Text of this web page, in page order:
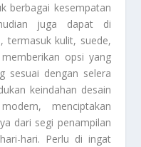
berbagai kesempatan
juga dapat di
termasuk kulit, suede,
opsi yang
sesuai dengan selera
keindahan desain
menciptakan
dari segi penampilan
hari. Perlu di ingat